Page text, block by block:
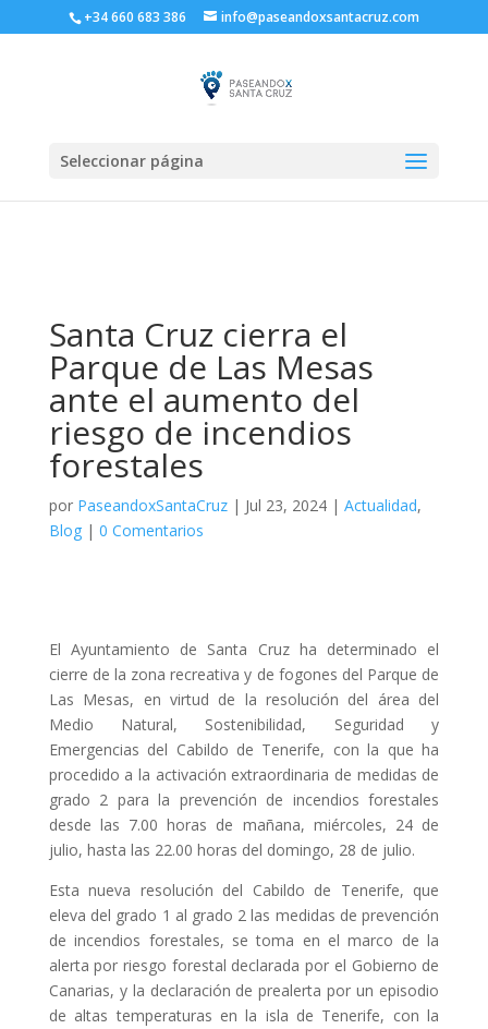
+34 660 683 386 info@paseandoxsantacruz.com
Seleccionar página
Santa Cruz cierra el
Parque de Las Mesas
ante el aumento del
riesgo de incendios
forestales
por PaseandoxSantaCruz| Jul 23, 2024| Actualidad,
Blog| 0 Comentarios
El Ayuntamiento de Santa Cruz ha determinado el
cierre de la zona recreativa y de fogones del Parque de
Las Mesas, en virtud de la resolución del área del
Medio Natural, Sostenibilidad, Seguridad y
Emergencias del Cabildo de Tenerife, con la que ha
procedido a la activación extraordinaria de medidas de
grado 2 para la prevención de incendios forestales
desde las 7.00 horas de mañana, miércoles, 24 de
julio, hasta las 22.00 horas del domingo, 28 de julio.
Esta nueva resolución del Cabildo de Tenerife, que
eleva del grado 1 al grado 2 las medidas de prevención
de incendios forestales, se toma en el marco de la
alerta por riesgo forestal declarada por el Gobierno de
Canarias, y la declaración de prealerta por un episodio
de altas temperaturas en la isla de Tenerife, con la